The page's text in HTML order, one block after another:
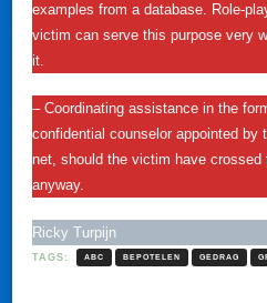
examples from a database. Role-
victim can serve this purpose very
it.
– Coordinating assistance in the
confidential counselor appointed by
net, should the victim have crossed
anyway.
Ricky Turpijn
TAGS: ABC BEPOTELEN GEDRAG